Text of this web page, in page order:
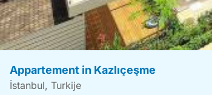
Appartement in Kazlıçeşme
İstanbul, Turkije